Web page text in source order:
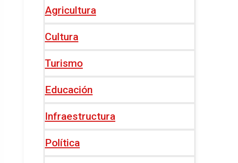
Agricultura
Cultura
Turismo
Educación
Infraestructura
Política